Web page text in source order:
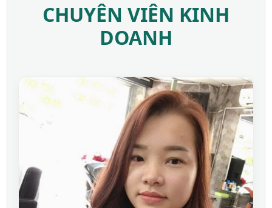
CHUYÊN VIÊN KINH
DOANH